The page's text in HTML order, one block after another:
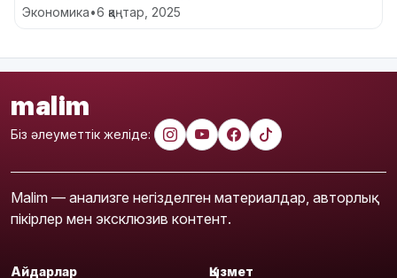
Экономика•6 қаңтар, 2025
malim
Біз әлеуметтік желіде:
Malim — анализге негізделген материалдар, авторлық
пікірлер мен эксклюзив контент.
Айдарлар Қызмет